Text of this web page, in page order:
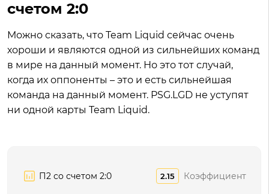
счетом 2:0
Можно сказать, что Team Liquid сейчас очень
хороши и являются одной из сильнейших команд
в мире на данный момент. Но это тот случай,
когда их оппоненты – это и есть сильнейшая
команда на данный момент. PSG.LGD не уступят
ни одной карты Team Liquid.
П2 со счетом 2:0 2.15 Коэффициент